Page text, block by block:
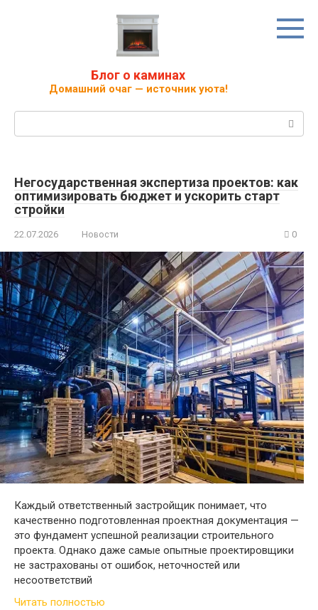
Блог о каминах
Домашний очаг — источник уюта!
Негосударственная экспертиза проектов: как
оптимизировать бюджет и ускорить старт
стройки
22.07.2026 Новости 0
Каждый ответственный застройщик понимает, что
качественно подготовленная проектная документация —
это фундамент успешной реализации строительного
проекта. Однако даже самые опытные проектировщики
не застрахованы от ошибок, неточностей или
несоответствий
Читать полностью